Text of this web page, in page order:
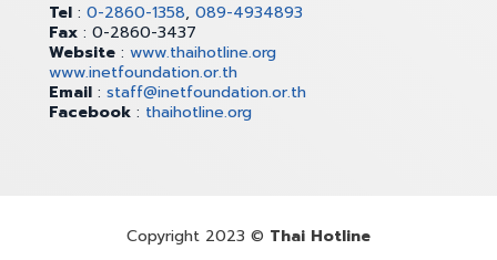
Tel : 0-2860-1358, 089-4934893
Fax : 0-2860-3437
Website : www.thaihotline.org
www.inetfoundation.or.th
Email : staff@inetfoundation.or.th
Facebook : thaihotline.org
Copyright 2023 © Thai Hotline